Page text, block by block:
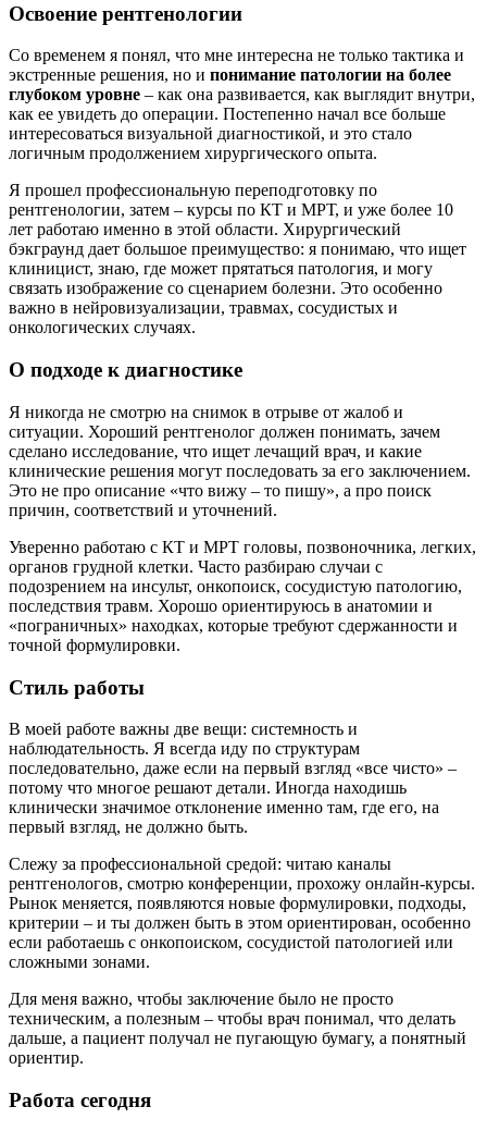
Освоение рентгенологии
Со временем я понял, что мне интересна не только тактика и
экстренные решения, но и понимание патологии на более
глубоком уровне – как она развивается, как выглядит внутри,
как ее увидеть до операции. Постепенно начал все больше
интересоваться визуальной диагностикой, и это стало
логичным продолжением хирургического опыта.
Я прошел профессиональную переподготовку по
рентгенологии, затем – курсы по КТ и МРТ, и уже более 10
лет работаю именно в этой области. Хирургический
бэкграунд дает большое преимущество: я понимаю, что ищет
клиницист, знаю, где может прятаться патология, и могу
связать изображение со сценарием болезни. Это особенно
важно в нейровизуализации, травмах, сосудистых и
онкологических случаях.
О подходе к диагностике
Я никогда не смотрю на снимок в отрыве от жалоб и
ситуации. Хороший рентгенолог должен понимать, зачем
сделано исследование, что ищет лечащий врач, и какие
клинические решения могут последовать за его заключением.
Это не про описание «что вижу – то пишу», а про поиск
причин, соответствий и уточнений.
Уверенно работаю с КТ и МРТ головы, позвоночника, легких,
органов грудной клетки. Часто разбираю случаи с
подозрением на инсульт, онкопоиск, сосудистую патологию,
последствия травм. Хорошо ориентируюсь в анатомии и
«пограничных» находках, которые требуют сдержанности и
точной формулировки.
Стиль работы
В моей работе важны две вещи: системность и
наблюдательность. Я всегда иду по структурам
последовательно, даже если на первый взгляд «все чисто» –
потому что многое решают детали. Иногда находишь
клинически значимое отклонение именно там, где его, на
первый взгляд, не должно быть.
Слежу за профессиональной средой: читаю каналы
рентгенологов, смотрю конференции, прохожу онлайн-курсы.
Рынок меняется, появляются новые формулировки, подходы,
критерии – и ты должен быть в этом ориентирован, особенно
если работаешь с онкопоиском, сосудистой патологией или
сложными зонами.
Для меня важно, чтобы заключение было не просто
техническим, а полезным – чтобы врач понимал, что делать
дальше, а пациент получал не пугающую бумагу, а понятный
ориентир.
Работа сегодня